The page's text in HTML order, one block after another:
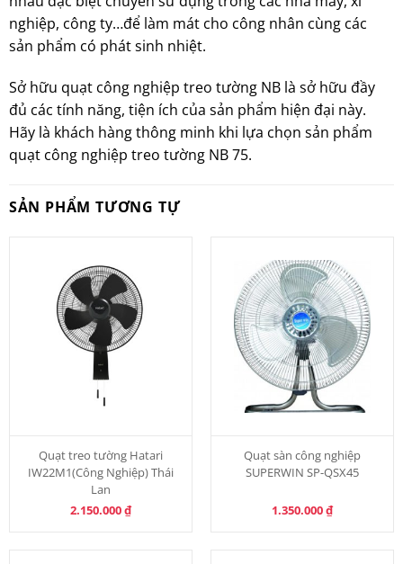
nghiệp, công ty…để làm mát cho công nhân cùng các
sản phẩm có phát sinh nhiệt.
Sở hữu quạt công nghiệp treo tường NB là sở hữu đầy
đủ các tính năng, tiện ích của sản phẩm hiện đại này.
Hãy là khách hàng thông minh khi lựa chọn sản phẩm
quạt công nghiệp treo tường NB 75.
SẢN PHẨM TƯƠNG TỰ
Quạt treo tường Hatari
IW22M1(Công Nghiệp) Thái
Lan
2.150.000₫
Quạt sàn công nghiệp
SUPERWIN SP-QSX45
1.350.000₫